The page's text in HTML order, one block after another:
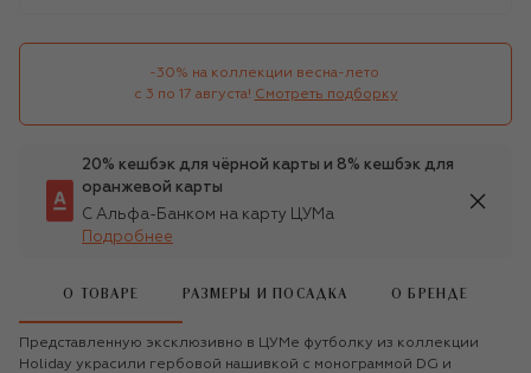
-30% на коллекции весна-лето
с 3 по 17 августа! Смотреть подборку
20% кешбэк для чёрной карты и 8% кешбэк для
оранжевой карты
С Альфа-Банком на карту ЦУМа
Подробнее
О ТОВАРЕ РАЗМЕРЫ И ПОСАДКА О БРЕНДЕ
Представленную эксклюзивно в ЦУМе футболку из коллекции
Holiday украсили гербовой нашивкой с монограммой DG и